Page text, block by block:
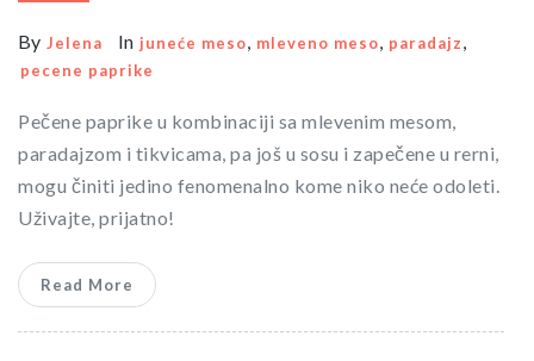
By Jelena In juneće meso mleveno meso paradajz
pecene paprike
Pečene paprike u kombinaciji sa mlevenim mesom,
paradajzom i tikvicama, pa još u sosu i zapečene u rerni,
mogu činiti jedino fenomenalno kome niko neće odoleti.
Uživajte, prijatno!
Read More